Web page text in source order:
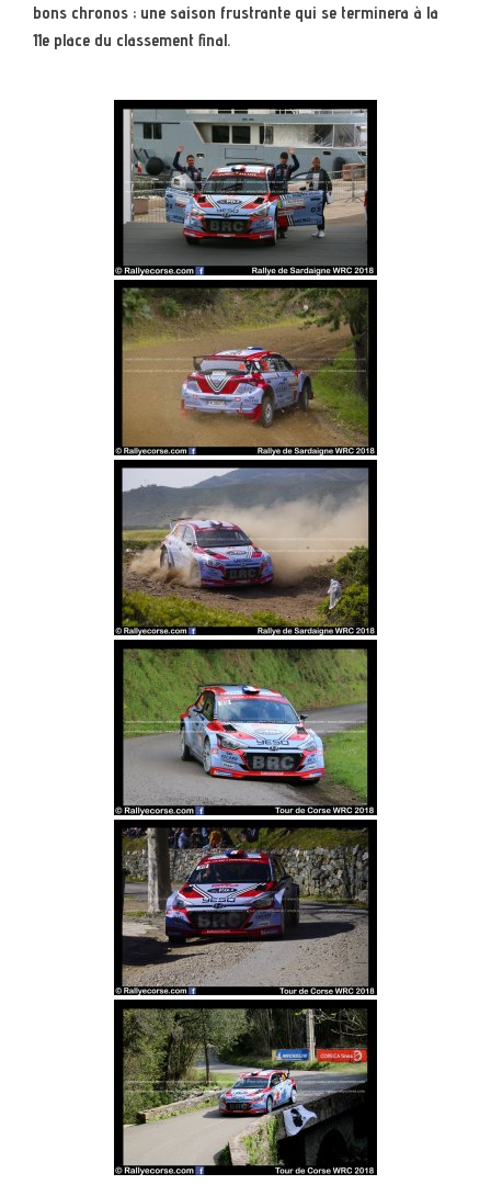
bons chronos ; une saison frustrante qui se terminera à la
11e place du classement final.